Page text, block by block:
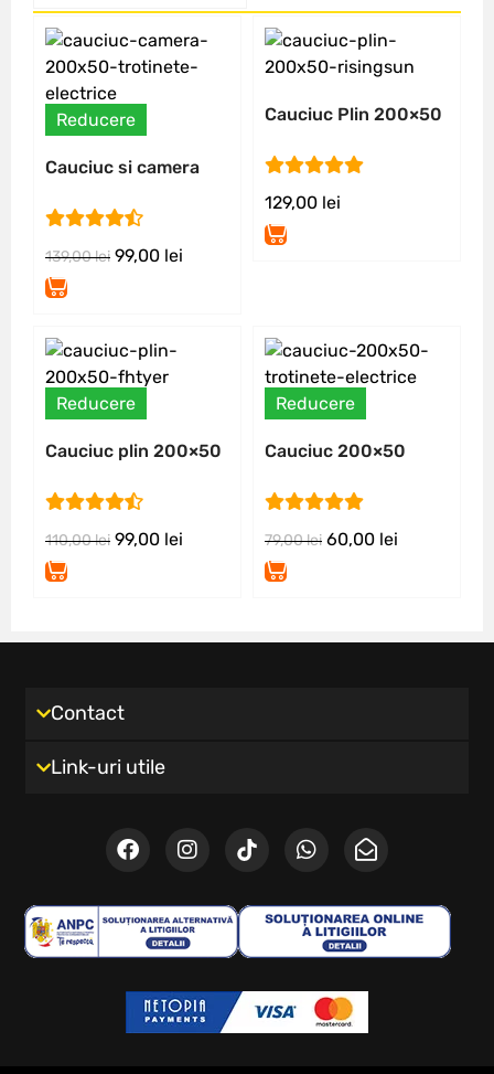
Reducere
Cauciuc si camera
139,00lei 99,00 lei
Cauciuc Plin 200×50
129,00 lei
Reducere
Cauciuc plin 200×50
110,00lei 99,00 lei
Reducere
Cauciuc 200×50
79,00lei 60,00 lei
Contact
Link-uri utile